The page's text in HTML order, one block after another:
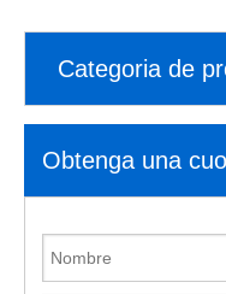
Categoria de
Obtenga una